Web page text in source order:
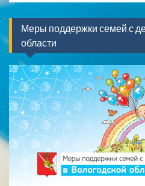
Меры поддержки семей с
области